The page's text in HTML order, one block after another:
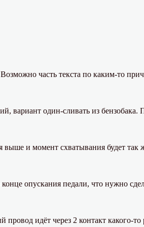
часть текста по каким-то
один-сливать из бензобака.
выше и момент схватывания будет
опускания педали, что нужно
идёт через 2 контакт какого-то